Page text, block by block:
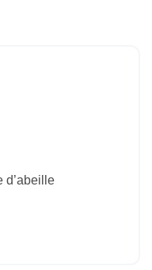
d’abeille